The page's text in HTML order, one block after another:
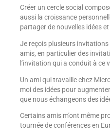
Créer un cercle social
aussi la croissance
partager de nouvelles idées
Je reçois plusieurs
amis, en particulier des
l’invitation qui a conduit à ce
Un ami qui travaille chez
moi des idées pour
que nous échangeons des
Certains amis m’ont même
tournée de conférences en